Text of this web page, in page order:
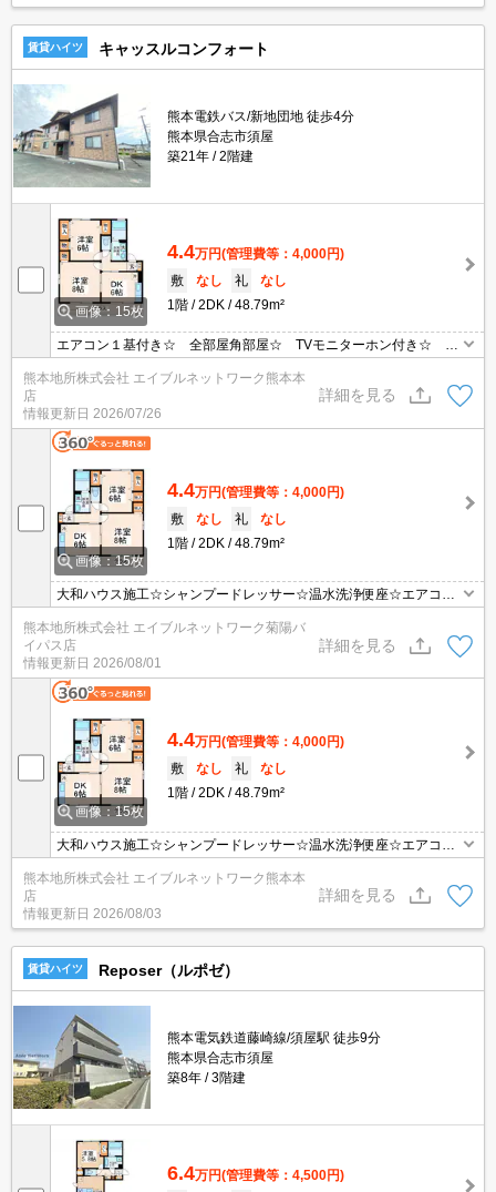
賃貸ハイツ キャッスルコンフォート
熊本電鉄バス/新地団地 徒歩4分
熊本県合志市須屋
築21年
2階建
画像：15枚
4.4万円(管理費等：4,000円)
敷
なし 礼
なし
1階
2DK 48.79m²
エアコン１基付き☆ 全部屋角部屋☆ TVモニターホン付き☆ 温
水洗浄便座付き☆ 専用庭付☆
熊本地所株式会社 エイブルネットワーク熊本本
店
情報更新日 2026/07/26
詳細を見る
画像：15枚
4.4万円(管理費等：4,000円)
敷
なし 礼
なし
1階
2DK 48.79m²
大和ハウス施工☆シャンプードレッサー☆温水洗浄便座☆エアコン
☆
熊本地所株式会社 エイブルネットワーク菊陽バ
イパス店
情報更新日 2026/08/01
詳細を見る
画像：15枚
4.4万円(管理費等：4,000円)
敷
なし 礼
なし
1階
2DK 48.79m²
大和ハウス施工☆シャンプードレッサー☆温水洗浄便座☆エアコン
☆お風呂は追焚き機能付☆ＴＶモニターフォン☆玄関はカードキー
☆
熊本地所株式会社 エイブルネットワーク熊本本
店
情報更新日 2026/08/03
詳細を見る
賃貸ハイツ Reposer（ルポゼ）
熊本電気鉄道藤崎線/須屋駅 徒歩9分
熊本県合志市須屋
築8年
3階建
6.4万円(管理費等：4,500円)